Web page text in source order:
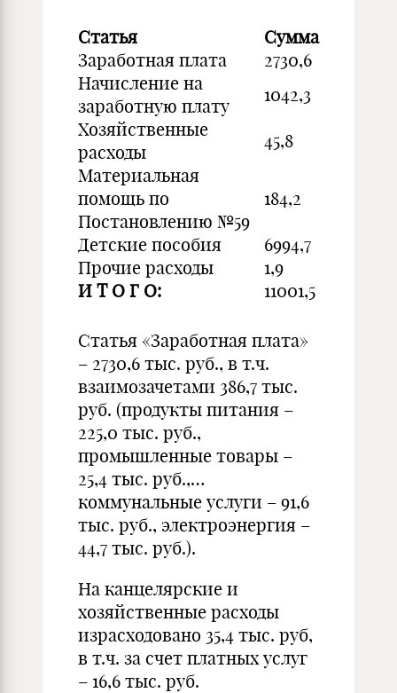
Статья
Сумма
Заработная плата
2730,6
Начисление на
заработную плату
1042,3
Хозяйственные
расходы
45,8
Материальная
помощь по
Постановлению №59
184,2
Детские пособия
6994,7
Прочие расходы
1,9
И Т О Г О:
11001,5
Статья «Заработная плата»
– 2730,6 тыс. руб., в т.ч.
взаимозачетами 386,7 тыс.
руб. (продукты питания –
225,0 тыс. руб.,
промышленные товары –
25,4 тыс. руб.,…
коммунальные услуги – 91,6
тыс. руб., электроэнергия –
44,7 тыс. руб.).
На канцелярские и
хозяйственные расходы
израсходовано 35,4 тыс. руб,
в т.ч. за счет платных услуг
– 16,6 тыс. руб.